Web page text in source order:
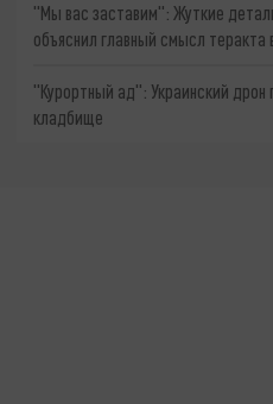
"Мы вас заставим": Жуткие
объяснил главный смысл теракта
"Курортный ад": Украинский дрон
кладбище